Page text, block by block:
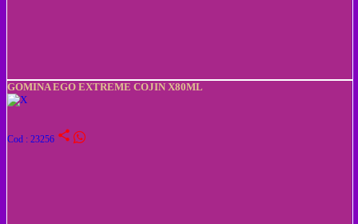
GOMINA EGO EXTREME COJIN X80ML
Cod : 23256 share